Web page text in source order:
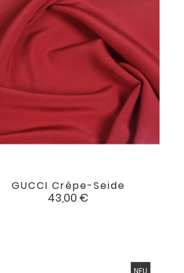
GUCCI Crêpe-Seide
Preis
43,00 €
